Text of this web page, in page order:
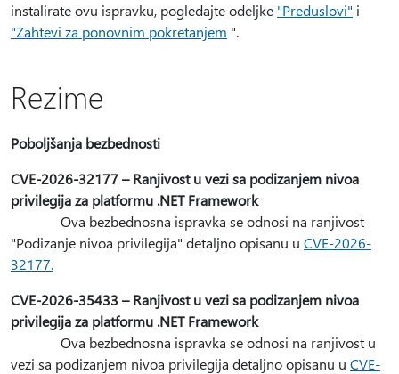
instalirate ovu ispravku, pogledajte odeljke "Preduslovi" i
"Zahtevi za ponovnim pokretanjem ".
Rezime
Poboljšanja bezbednosti
CVE-2026-32177 – Ranjivost u vezi sa podizanjem nivoa
privilegija za platformu .NET Framework
Ova bezbednosna ispravka se odnosi na ranjivost
"Podizanje nivoa privilegija" detaljno opisanu u CVE-2026-
32177.
CVE-2026-35433 – Ranjivost u vezi sa podizanjem nivoa
privilegija za platformu .NET Framework
Ova bezbednosna ispravka se odnosi na ranjivost u
vezi sa podizanjem nivoa privilegija detaljno opisanu u CVE-